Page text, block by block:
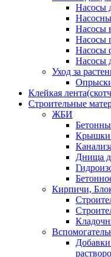
Насосы
Насосы
Насосы
Насосы
Насосы
Уход за
Клейкая
Строительные
ЖБИ
Крышки
Днища
Кирпичи,